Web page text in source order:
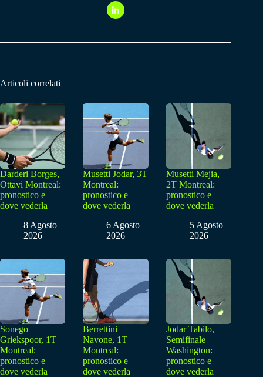
Articoli correlati
Darderi Borges,
Ottavi Montreal:
pronostico e
dove vederla
8 Agosto
2026
Musetti Jodar, 3T
Montreal:
pronostico e
dove vederla
6 Agosto
2026
Musetti Mejia,
2T Montreal:
pronostico e
dove vederla
5 Agosto
2026
Sonego
Griekspoor, 1T
Montreal:
pronostico e
dove vederla
Berrettini
Navone, 1T
Montreal:
pronostico e
dove vederla
Jodar Tabilo,
Semifinale
Washington:
pronostico e
dove vederla